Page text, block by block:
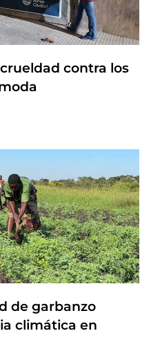
contra los
de garbanzo
climática en